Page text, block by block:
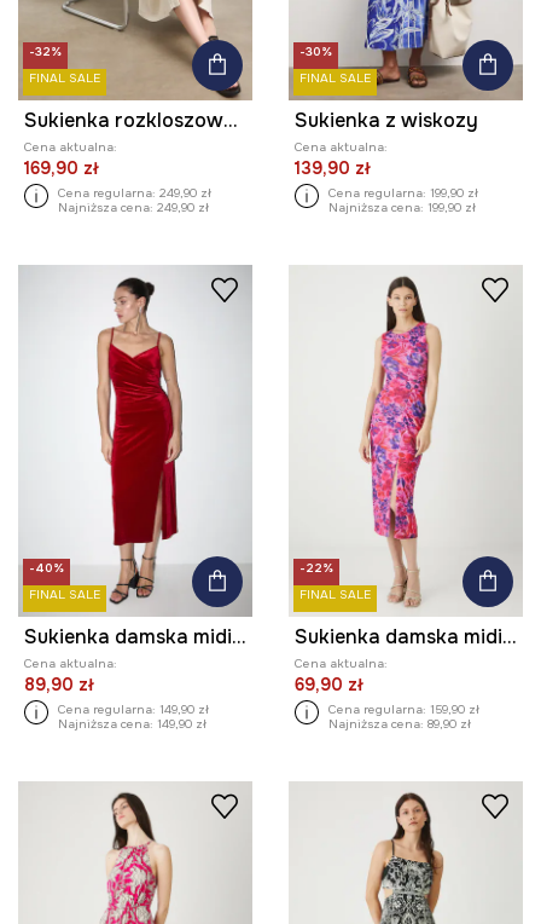
-32%
FINAL SALE
Sukienka rozkloszowana lniana
Cena aktualna:
169,90 zł
Cena regularna: 249,90 zł
Najniższa cena: 249,90 zł
-30%
FINAL SALE
Sukienka z wiskozy
Cena aktualna:
139,90 zł
Cena regularna: 199,90 zł
Najniższa cena: 199,90 zł
-40%
FINAL SALE
Sukienka damska midi welurowa
Cena aktualna:
89,90 zł
Cena regularna: 149,90 zł
Najniższa cena: 149,90 zł
-22%
FINAL SALE
Sukienka damska midi wzorzysta
Cena aktualna:
69,90 zł
Cena regularna: 159,90 zł
Najniższa cena: 89,90 zł